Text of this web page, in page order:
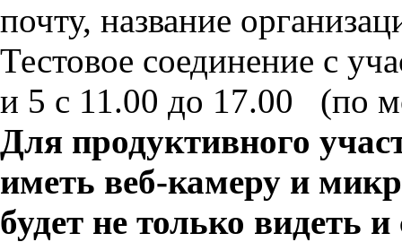
почту, название
Тестовое соединение с
и 5 с 11.00 до 17.00 (по
Для продуктивного
иметь веб-камеру и
будет не только видеть